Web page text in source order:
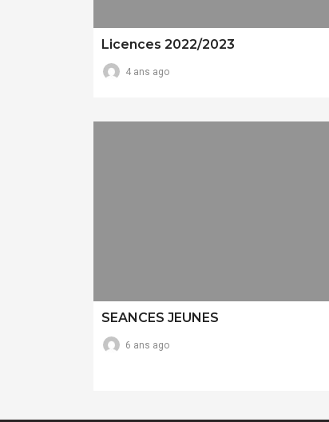
Licences 2022/2023
4 ans ago
SEANCES JEUNES
6 ans ago